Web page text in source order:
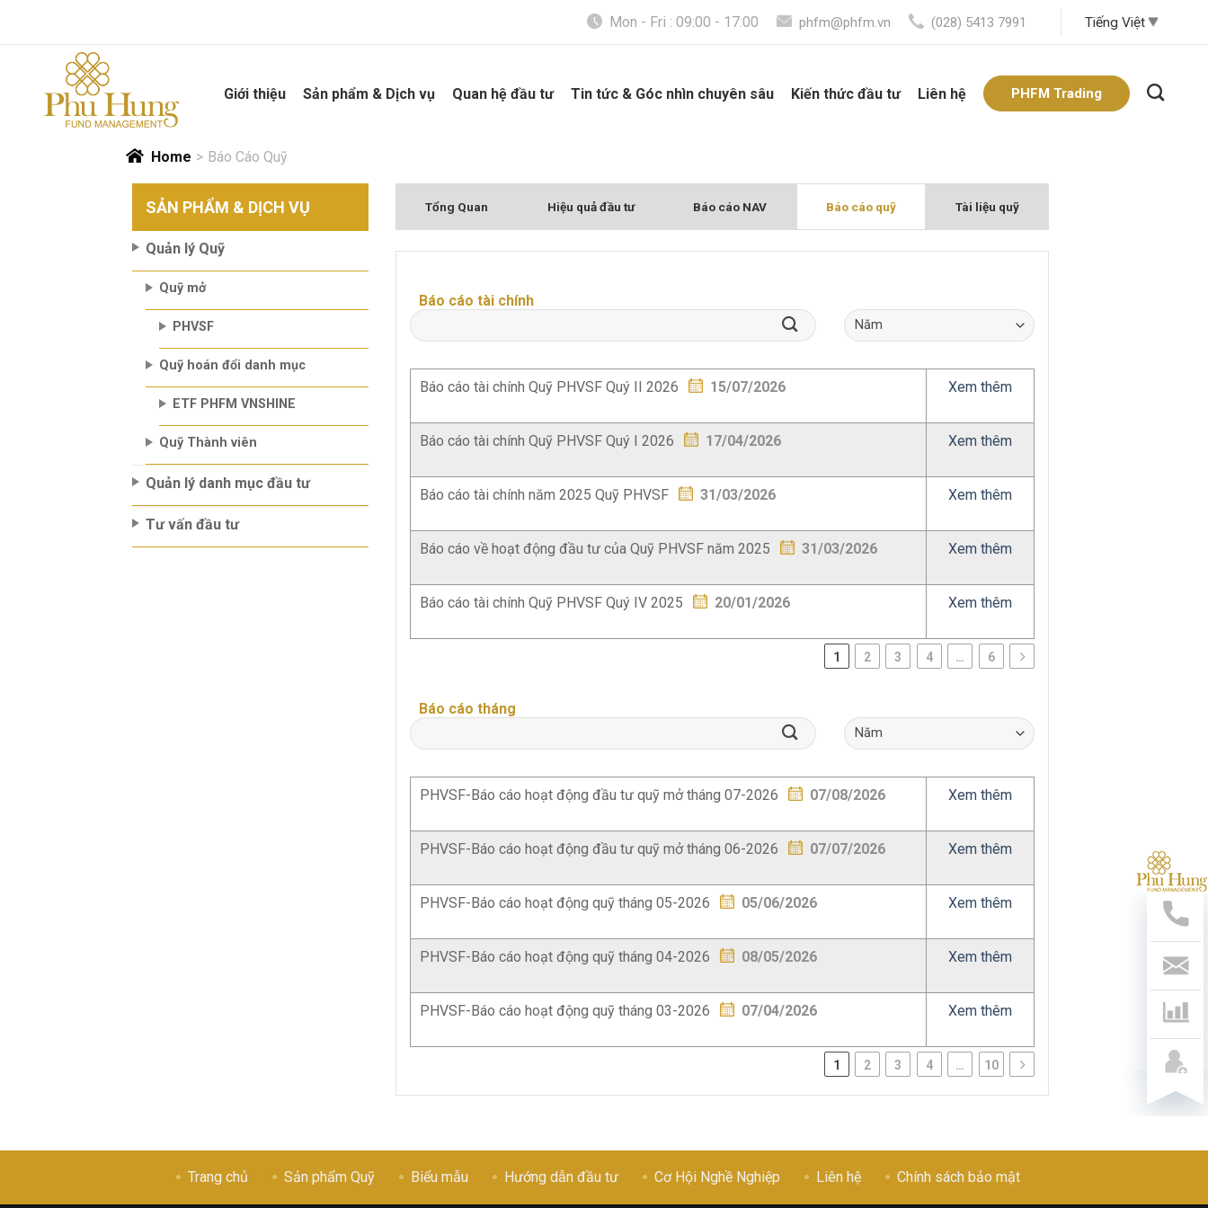
content
Mon - Fri : 09:00 - 17:00 phfm@phfm.vn (028) 5413 7991
Giới thiệu Sản phẩm & Dịch vụ Quan hệ đầu tư Tin tức & Góc nhìn chuyên sâu Kiến thức đầu tư Liên hệ PHFM Trading
Home > Báo Cáo Quỹ
SẢN PHẨM & DỊCH VỤ
Quản lý Quỹ
Quỹ mở
PHVSF
Quỹ hoán đổi danh mục
ETF PHFM VNSHINE
Quỹ Thành viên
Quản lý danh mục đầu tư
Tư vấn đầu tư
Tổng Quan Hiệu quả đầu tư Báo cáo NAV Báo cáo quỹ Tài liệu quỹ
Báo cáo tài chính
Báo cáo tài chính Quỹ PHVSF Quý II 2026 15/07/2026 Xem thêm
Báo cáo tài chính Quỹ PHVSF Quý I 2026 17/04/2026 Xem thêm
Báo cáo tài chính năm 2025 Quỹ PHVSF 31/03/2026 Xem thêm
Báo cáo về hoạt động đầu tư của Quỹ PHVSF năm 2025 31/03/2026 Xem thêm
Báo cáo tài chính Quỹ PHVSF Quý IV 2025 20/01/2026 Xem thêm
1 2 3 4 … 6
Báo cáo tháng
PHVSF-Báo cáo hoạt động đầu tư quỹ mở tháng 07-2026 07/08/2026 Xem thêm
PHVSF-Báo cáo hoạt động đầu tư quỹ mở tháng 06-2026 07/07/2026 Xem thêm
PHVSF-Báo cáo hoạt động quỹ tháng 05-2026 05/06/2026 Xem thêm
PHVSF-Báo cáo hoạt động quỹ tháng 04-2026 08/05/2026 Xem thêm
PHVSF-Báo cáo hoạt động quỹ tháng 03-2026 07/04/2026 Xem thêm
1 2 3 4 … 10
Trang chủ Sản phẩm Quỹ Biểu mẫu Hướng dẫn đầu tư Cơ Hội Nghề Nghiệp Liên hệ Chính sách bảo mật
Hỗ
Trợ
028
Hệ